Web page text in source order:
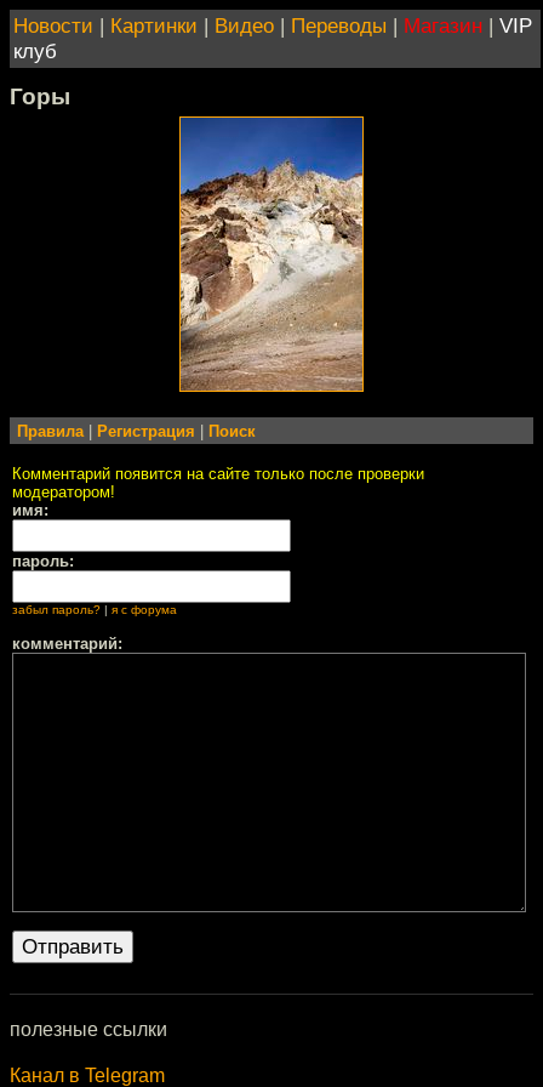
Новости | Картинки | Видео | Переводы | Магазин | VIP
клуб
Горы
Правила Регистрация Поиск
Комментарий появится на сайте только после проверки
модератором!
имя:
пароль:
забыл пароль? | я с форума
комментарий:
полезные ссылки
Канал в Telegram